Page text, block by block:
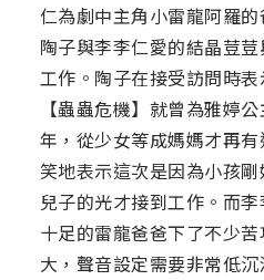
仁為劇中主角小雷龍阿羅
陶子與李李仁愛的結晶荳
工作。陶子在接受訪問時
【蟲蟲危機】就曾為雅婷
年，從少女等成媽媽才再
笑地表示這次是因為小孩
兒子的光才接到工作。而
十足的雷龍爸爸下了不少
大，聲音設定需要非常低